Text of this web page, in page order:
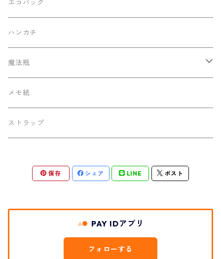
マチありポーチ
エコバッグ
ハンカチ
魔法瓶
130ml ポケットサーモボトル
メモ紙
ストラップ
保存 シェア LINE ポスト
PAY IDアプリ
フォローする